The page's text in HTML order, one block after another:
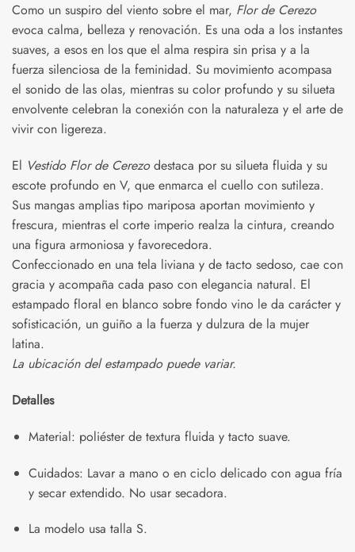
Como un suspiro del viento sobre el mar, Flor de Cerezo
evoca calma, belleza y renovación. Es una oda a los instantes
suaves, a esos en los que el alma respira sin prisa y a la
fuerza silenciosa de la feminidad. Su movimiento acompasa
el sonido de las olas, mientras su color profundo y su silueta
envolvente celebran la conexión con la naturaleza y el arte de
vivir con ligereza.
El Vestido Flor de Cerezodestaca por su silueta fluida y su
escote profundo en V, que enmarca el cuello con sutileza.
Sus mangas amplias tipo mariposa aportan movimiento y
frescura, mientras el corte imperio realza la cintura, creando
una figura armoniosa y favorecedora.
Confeccionado en una tela liviana y de tacto sedoso, cae con
gracia y acompaña cada paso con elegancia natural. El
estampado floral en blanco sobre fondo vino le da carácter y
sofisticación, un guiño a la fuerza y dulzura de la mujer
latina.
La ubicación del estampado puede variar.
Detalles
Material: poliéster de textura fluida y tacto suave.
Cuidados: Lavar a mano o en ciclo delicado con agua fría
y secar extendido. No usar secadora.
La modelo usa talla S.